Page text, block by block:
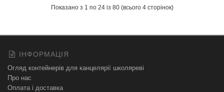
Показано з 1 по 24 із 80 (всього 4 сторінок)
ІНФОРМАЦІЯ
Огляд контейнерів для канцелярії школяреві
Про нас
Оплата і доставка